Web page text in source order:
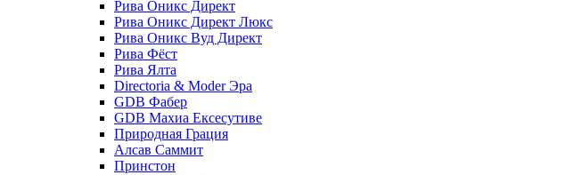
Рива Оникс Директ
Рива Оникс Директ Люкс
Рива Оникс Вуд Директ
Рива Фёст
Рива Ялта
Directoria & Moder Эра
GDB Фабер
GDB Махиа Ексесутиве
Природная Грация
Алсав Саммит
Принстон